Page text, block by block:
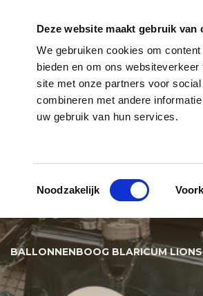
Deze website maakt gebruik van
We gebruiken cookies om
bieden en om ons
site met onze partners voor
combineren met andere
uw gebruik van hun services.
Toestemmingsselectie
Noodzakelijk
BALLONNENBOOG
BALLONNEN DECORATIES SPECIALS
LIONS
BALLONNENBOOG BLARICUM